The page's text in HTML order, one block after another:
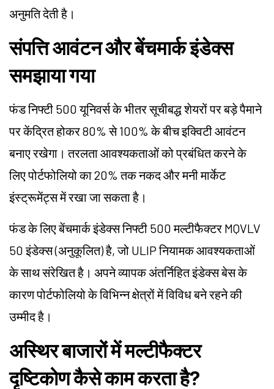
अनुमति देती है।
संपत्ति आवंटन और बेंचमार्क इंडेक्स
समझाया गया
फंड निफ्टी 500 यूनिवर्स के भीतर सूचीबद्ध शेयरों पर बड़े पैमाने
पर केंद्रित होकर 80% से 100% के बीच इक्विटी आवंटन
बनाए रखेगा। तरलता आवश्यकताओं को प्रबंधित करने के
लिए पोर्टफोलियो का 20% तक नकद और मनी मार्केट
इंस्ट्रूमेंट्स में रखा जा सकता है।
फंड के लिए बेंचमार्क इंडेक्स निफ्टी 500 मल्टीफैक्टर MQVLV
50 इंडेक्स (अनुकूलित) है, जो ULIP नियामक आवश्यकताओं
के साथ संरेखित है। अपने व्यापक अंतर्निहित इंडेक्स बेस के
कारण पोर्टफोलियो के विभिन्न क्षेत्रों में विविध बने रहने की
उम्मीद है।
अस्थिर बाजारों में मल्टीफैक्टर
दृष्टिकोण कैसे काम करता है?